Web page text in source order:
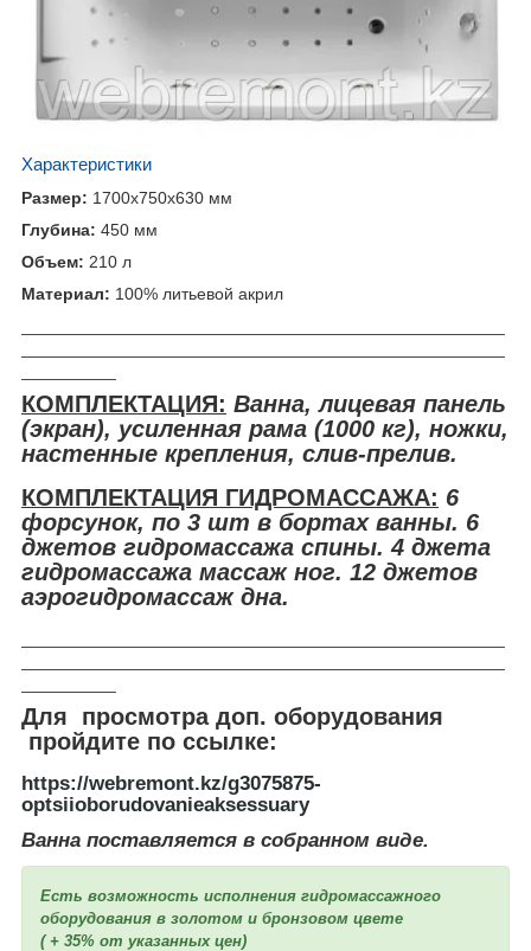
Характеристики
Размер: 1700x750x630 мм
Глубина: 450 мм
Объем: 210 л
Материал: 100% литьевой акрил
КОМПЛЕКТАЦИЯ: Ванна, лицевая панель
(экран), усиленная рама (1000 кг), ножки,
настенные крепления, слив-прелив.
КОМПЛЕКТАЦИЯ ГИДРОМАССАЖА: 6
форсунок, по 3 шт в бортах ванны. 6
джетов гидромассажа спины. 4 джета
гидромассажа массаж ног. 12 джетов
аэрогидромассаж дна.
Для просмотра доп. оборудования
пройдите по ссылке:
https://webremont.kz/g3075875-
optsiioborudovanieaksessuary
Ванна поставляется в собранном виде.
Есть возможность исполнения гидромассажного
оборудования в золотом и бронзовом цвете
( + 35% от указанных цен)